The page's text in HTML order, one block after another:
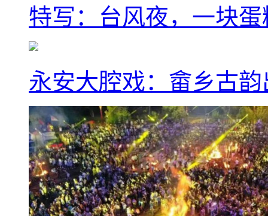
特写：台风夜，一块
永安大腔戏：畲乡古